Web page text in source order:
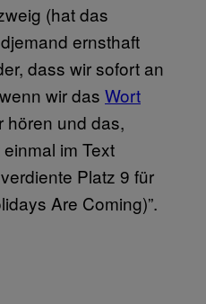
(hat das
ernsthaft
dass wir sofort an
wir das Wort
hören und das,
im Text
Platz 9 für
Are Coming)”.